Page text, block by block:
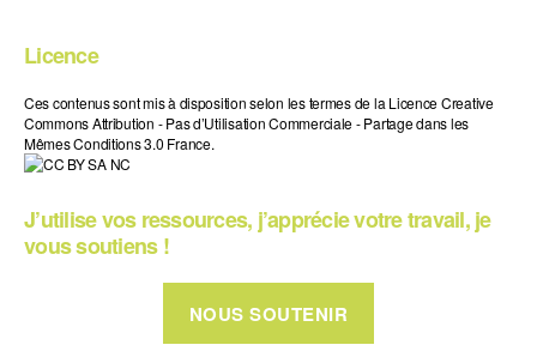
Licence
Ces contenus sont mis à disposition selon les termes de la Licence Creative
Commons Attribution - Pas d’Utilisation Commerciale - Partage dans les
Mêmes Conditions 3.0 France.
J’utilise vos ressources, j’apprécie votre travail, je
vous soutiens !
NOUS SOUTENIR